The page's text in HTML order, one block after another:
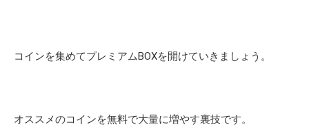
コインを集めてプレミアムBOXを開けていきましょう。
オススメのコインを無料で大量に増やす裏技です。